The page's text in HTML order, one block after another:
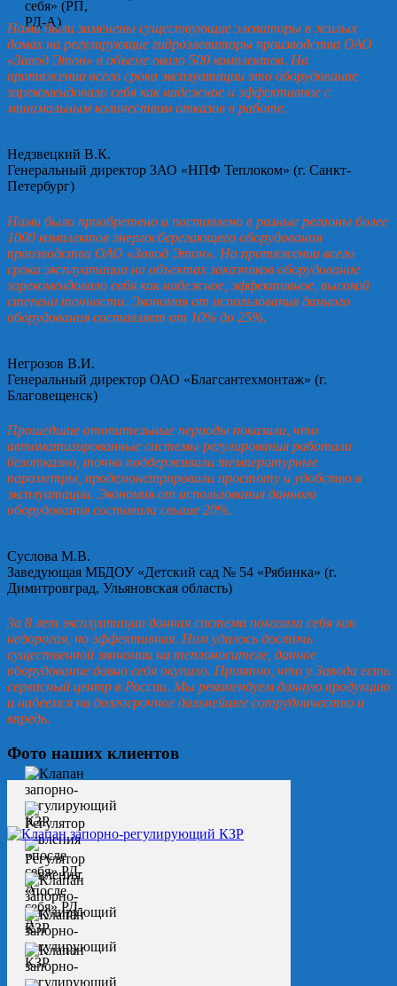
Нами были заменены существующие элеваторы в жилых
домах на регулирующие гидроэлеваторы производства ОАО
«Завод Этон» в объеме около 500 комплектов. На
протяжении всего срока эксплуатации это оборудование
зарекомендовало себя как надежное и эффективное с
минимальным количеством отказов в работе.
Недзвецкий В.К.
Генеральный директор ЗАО «НПФ Теплоком» (г. Санкт-
Петербург)
Нами было приобретено и поставлено в разные регионы более
1000 комплектов энергосберегающего оборудования
производства ОАО «Завод Этон». На протяжении всего
срока эксплуатации на объектах заказчиков оборудование
зарекомендовало себя как надежное, эффективное, высокой
степени точности. Экономия от использования данного
оборудования составляет от 10% до 25%.
Негрозов В.И.
Генеральный директор ОАО «Благсантехмонтаж» (г.
Благовещенск)
Прошедшие отопительные периоды показали, что
автоматизированные системы регулирования работали
безотказно, точно поддерживали температурные
параметры, продемонстрировали простоту и удобство в
эксплуатации. Экономия от использования данного
оборудования составила свыше 20%.
Суслова М.В.
Заведующая МБДОУ «Детский сад № 54 «Рябинка» (г.
Димитровград, Ульяновская область)
За 8 лет эксплуатации данная система показала себя как
недорогая, но эффективная. Нам удалось достичь
существенной экономии на теплоносителе, данное
оборудование давно себя окупило. Приятно, что у Завода есть
сервисный центр в России. Мы рекомендуем данную продукцию
и надеемся на долгосрочное дальнейшее сотрудничество и
впредь.
Фото наших клиентов